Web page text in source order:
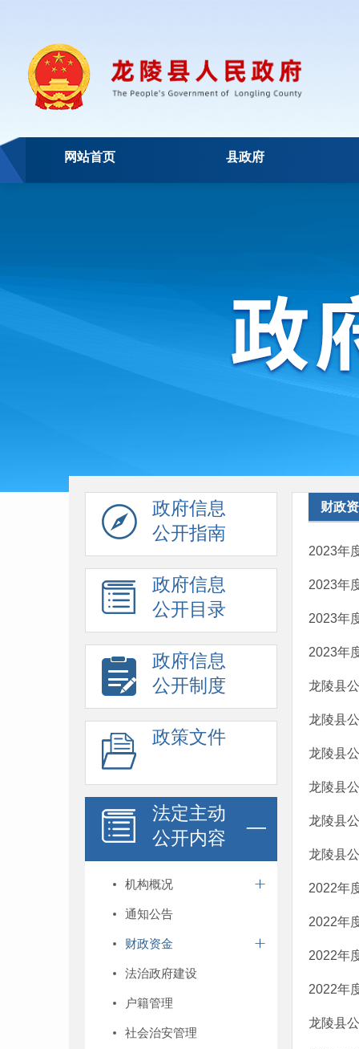
网站首页 县政府
政府信息
公开指南
政府信息
公开目录
政府信息
公开制度
政策文件
法定主动
公开内容
机构概况
通知公告
财政资金
法治政府建设
户籍管理
社会治安管理
财政
2023年
2023年
2023年
2023年
龙陵县
龙陵县
龙陵县
龙陵县
龙陵县
龙陵县
2022年
2022年
2022年
2022年
龙陵县